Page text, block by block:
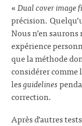
«Dual cover image
précision.
Nous n’en
expérience
que la méthode
considérer
lesguidelines
correction.
Après d’autres